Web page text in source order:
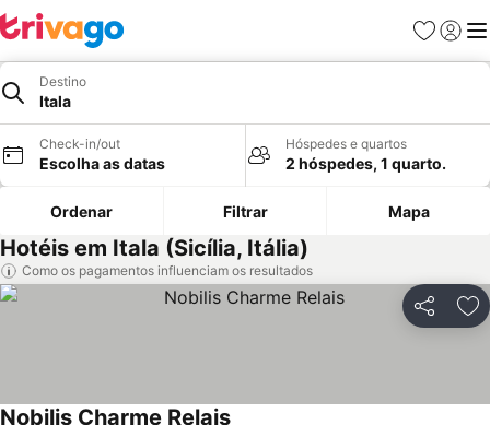
Favoritos
Iniciar
Destino
Itala
Check-in/out
Escolha as datas
Hóspedes e quartos
2 hóspedes, 1 quarto.
Ordenar Filtrar Mapa
Hotéis em Itala (Sicília, Itália)
Como os pagamentos influenciam os resultados
Partilhar
Nobilis Charme Relais